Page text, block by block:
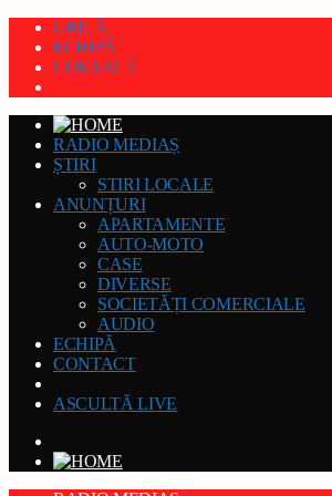
GRILĂ
ECHIPĂ
CONTACT
RADIO MEDIAȘ
ȘTIRI
STIRI LOCALE
ANUNȚURI
APARTAMENTE
AUTO-MOTO
CASE
DIVERSE
SOCIETĂȚI COMERCIALE
AUDIO
ECHIPĂ
CONTACT
ASCULTĂ LIVE